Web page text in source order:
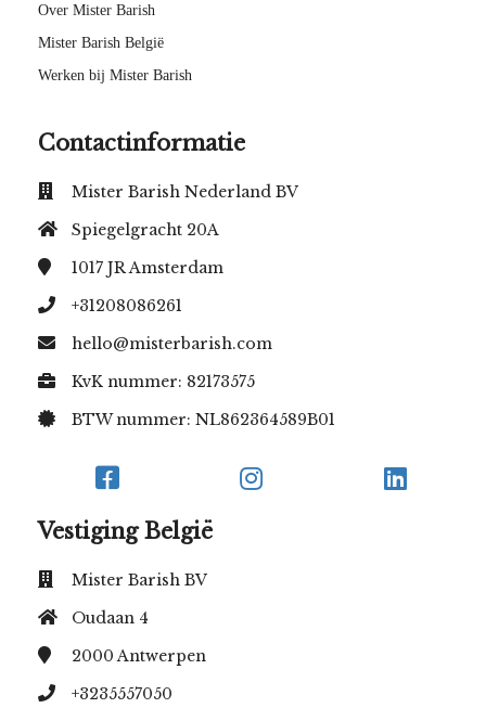
Over Mister Barish
Mister Barish België
Werken bij Mister Barish
Contactinformatie
Mister Barish Nederland BV
Spiegelgracht 20A
1017 JRAmsterdam
+31208086261
hello@misterbarish.com
KvK nummer: 82173575
BTW nummer: NL862364589B01
Vestiging België
Mister Barish BV
Oudaan 4
2000Antwerpen
+3235557050